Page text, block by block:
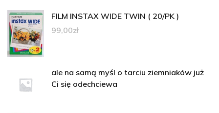
FILM INSTAX WIDE TWIN ( 20/PK )
99,00zł
ale na samą myśl o tarciu ziemniaków już
Ci się odechciewa